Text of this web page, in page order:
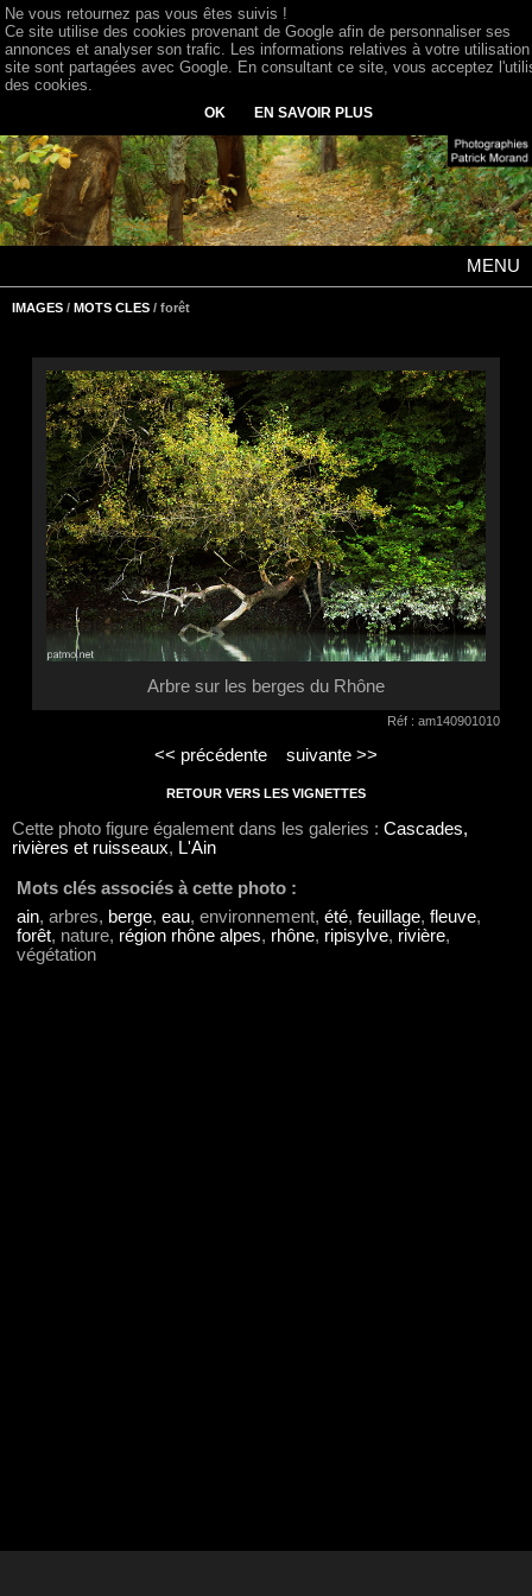
MENU
IMAGES / MOTS CLES / forêt
Arbre sur les berges du Rhône
Réf : am140901010
<< précédente suivante >>
RETOUR VERS LES VIGNETTES
Cette photo figure également dans les galeries : Cascades,
rivières et ruisseaux, L'Ain
Mots clés associés à cette photo :
ain, arbres, berge, eau, environnement, été, feuillage, fleuve,
forêt, nature, région rhône alpes, rhône, ripisylve, rivière,
végétation
Ne vous retournez pas vous êtes suivis !
Ce site utilise des cookies provenant de Google afin de personnaliser ses
annonces et analyser son trafic. Les informations relatives à votre
site sont partagées avec Google. En consultant ce site, vous acceptez
des cookies.
OK EN SAVOIR PLUS